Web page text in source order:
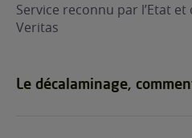
Service reconnu par l’Etat
Veritas
Le décalaminage,